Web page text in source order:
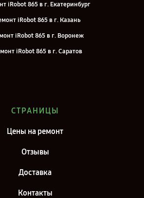
iRobot 865 в г. Екатеринбург
iRobot 865 в г. Казань
iRobot 865 в г. Воронеж
iRobot 865 в г. Саратов
iRobot 865 в г. Санкт-Петербург
СТРАНИЦЫ
Цены на ремонт
Отзывы
Доставка
Контакты